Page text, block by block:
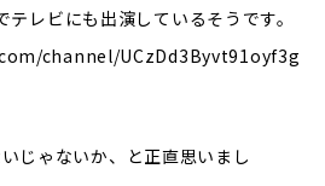
レビにも出演しているそうです。
channel/UCzDd3Byvt91oyf3g
じゃないか、と正直思いまし